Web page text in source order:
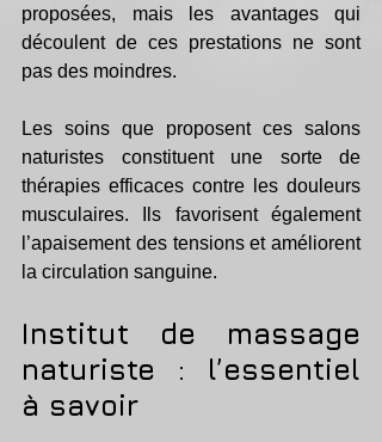
proposées, mais les avantages qui
découlent de ces prestations ne sont
pas des moindres.
Les soins que proposent ces salons
naturistes constituent une sorte de
thérapies efficaces contre les douleurs
musculaires. Ils favorisent également
l’apaisement des tensions et améliorent
la circulation sanguine.
Institut de massage
naturiste : l’essentiel
à savoir